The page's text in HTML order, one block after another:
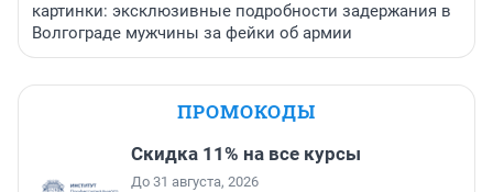
картинки: эксклюзивные подробности задержания в
Волгограде мужчины за фейки об армии
ПРОМОКОДЫ
Скидка 11% на все курсы
До 31 августа, 2026